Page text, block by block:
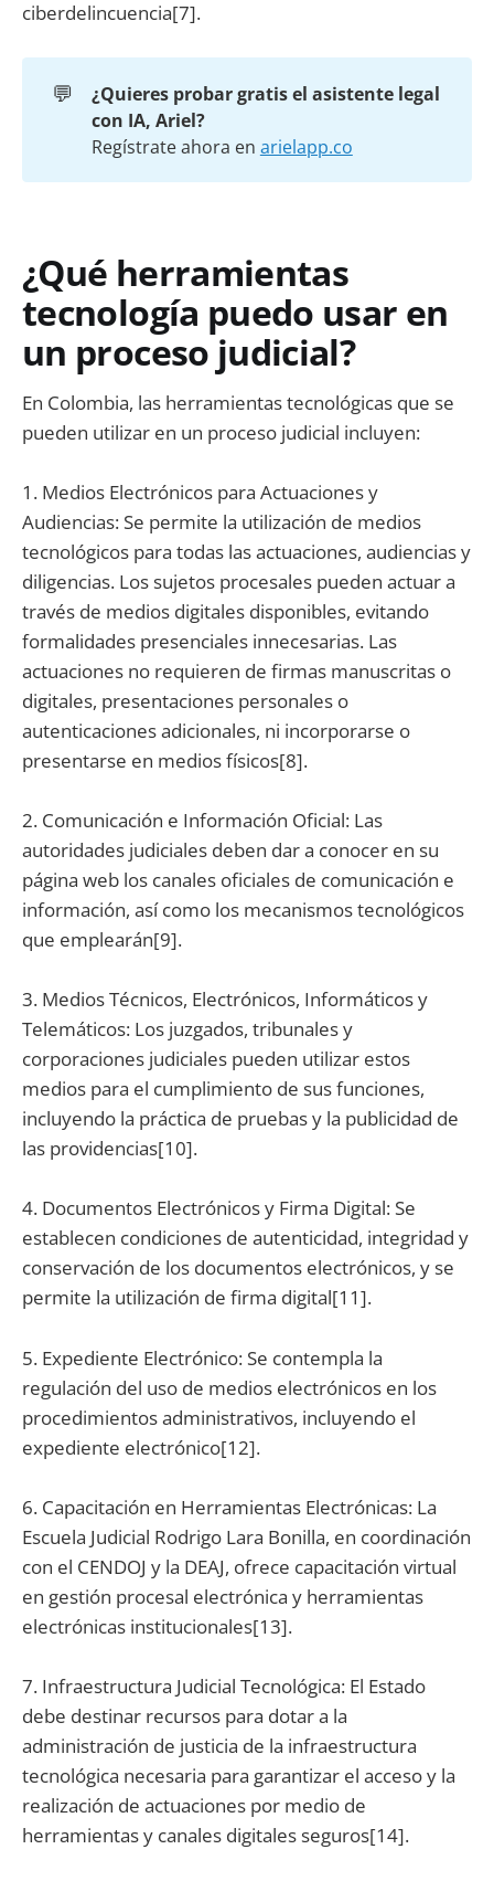
ciberdelincuencia[7].
💬
¿Quieres probar gratis el asistente legal
con IA, Ariel?
Regístrate ahora en arielapp.co
¿Qué herramientas
tecnología puedo usar en
un proceso judicial?
En Colombia, las herramientas tecnológicas que se
pueden utilizar en un proceso judicial incluyen:
1. Medios Electrónicos para Actuaciones y
Audiencias: Se permite la utilización de medios
tecnológicos para todas las actuaciones, audiencias y
diligencias. Los sujetos procesales pueden actuar a
través de medios digitales disponibles, evitando
formalidades presenciales innecesarias. Las
actuaciones no requieren de firmas manuscritas o
digitales, presentaciones personales o
autenticaciones adicionales, ni incorporarse o
presentarse en medios físicos[8].
2. Comunicación e Información Oficial: Las
autoridades judiciales deben dar a conocer en su
página web los canales oficiales de comunicación e
información, así como los mecanismos tecnológicos
que emplearán[9].
3. Medios Técnicos, Electrónicos, Informáticos y
Telemáticos: Los juzgados, tribunales y
corporaciones judiciales pueden utilizar estos
medios para el cumplimiento de sus funciones,
incluyendo la práctica de pruebas y la publicidad de
las providencias[10].
4. Documentos Electrónicos y Firma Digital: Se
establecen condiciones de autenticidad, integridad y
conservación de los documentos electrónicos, y se
permite la utilización de firma digital[11].
5. Expediente Electrónico: Se contempla la
regulación del uso de medios electrónicos en los
procedimientos administrativos, incluyendo el
expediente electrónico[12].
6. Capacitación en Herramientas Electrónicas: La
Escuela Judicial Rodrigo Lara Bonilla, en coordinación
con el CENDOJ y la DEAJ, ofrece capacitación virtual
en gestión procesal electrónica y herramientas
electrónicas institucionales[13].
7. Infraestructura Judicial Tecnológica: El Estado
debe destinar recursos para dotar a la
administración de justicia de la infraestructura
tecnológica necesaria para garantizar el acceso y la
realización de actuaciones por medio de
herramientas y canales digitales seguros[14].